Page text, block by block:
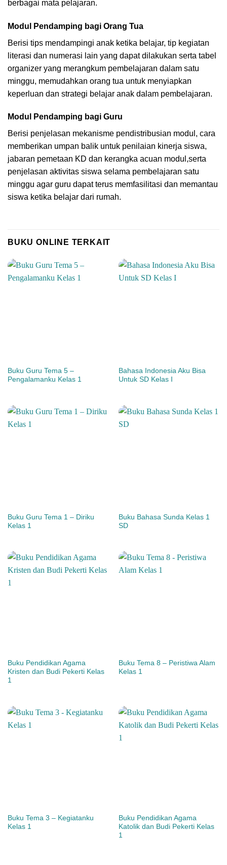
berbagai mata pelajaran.
Modul Pendamping bagi Orang Tua
Berisi tips mendampingi anak ketika belajar, tip kegiatan
literasi dan numerasi lain yang dapat dilakukan serta tabel
organizer yang merangkum pembelajaran dalam satu
minggu, memudahkan orang tua untuk menyiapkan
keperluan dan strategi belajar anak dalam pembelajaran.
Modul Pendamping bagi Guru
Berisi penjelasan mekanisme pendistribusian modul, cara
memberikan umpan balik untuk penilaian kinerja siswa,
jabaran pemetaan KD dan kerangka acuan modul,serta
penjelasan aktivitas siswa selama pembelajaran satu
minggu agar guru dapat terus memfasilitasi dan memantau
siswa ketika belajar dari rumah.
BUKU ONLINE TERKAIT
Buku Guru Tema 5 –
Pengalamanku Kelas 1
Bahasa Indonesia Aku Bisa
Untuk SD Kelas I
Buku Guru Tema 1 – Diriku
Kelas 1
Buku Bahasa Sunda Kelas 1
SD
Buku Pendidikan Agama
Kristen dan Budi Pekerti Kelas
1
Buku Tema 8 – Peristiwa Alam
Kelas 1
Buku Tema 3 – Kegiatanku
Kelas 1
Buku Pendidikan Agama
Katolik dan Budi Pekerti Kelas
1